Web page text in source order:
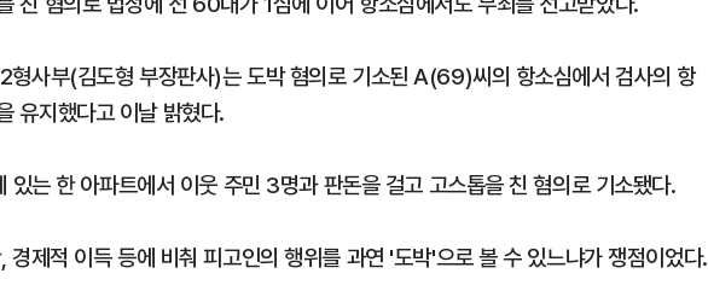
형사부(김도형 부장판사)는 도박 혐의로 기소된 A(69)씨의 항소심에서 검사의 항
유지했다고 이날 밝혔다.
는 한 아파트에서 이웃 주민 3명과 판돈을 걸고 고스톱을 친 혐의로 기소됐다.
경제적 이득 등에 비춰 피고인의 행위를 과연 '도박'으로 볼 수 있느냐가 쟁점이었다.